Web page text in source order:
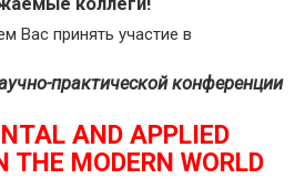
Вас принять участие в
практической конференции
AND APPLIED
THE MODERN WORLD